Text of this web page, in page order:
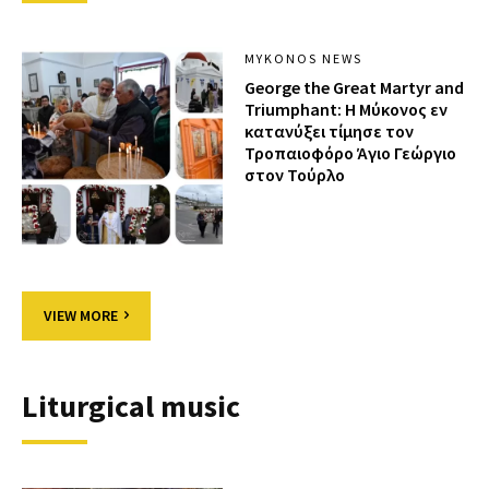
MYKONOS NEWS
George the Great Martyr and
Triumphant: Η Μύκονος εν
κατανύξει τίμησε τον
Τροπαιοφόρο Άγιο Γεώργιο
στον Τούρλο
VIEW MORE
Liturgical music